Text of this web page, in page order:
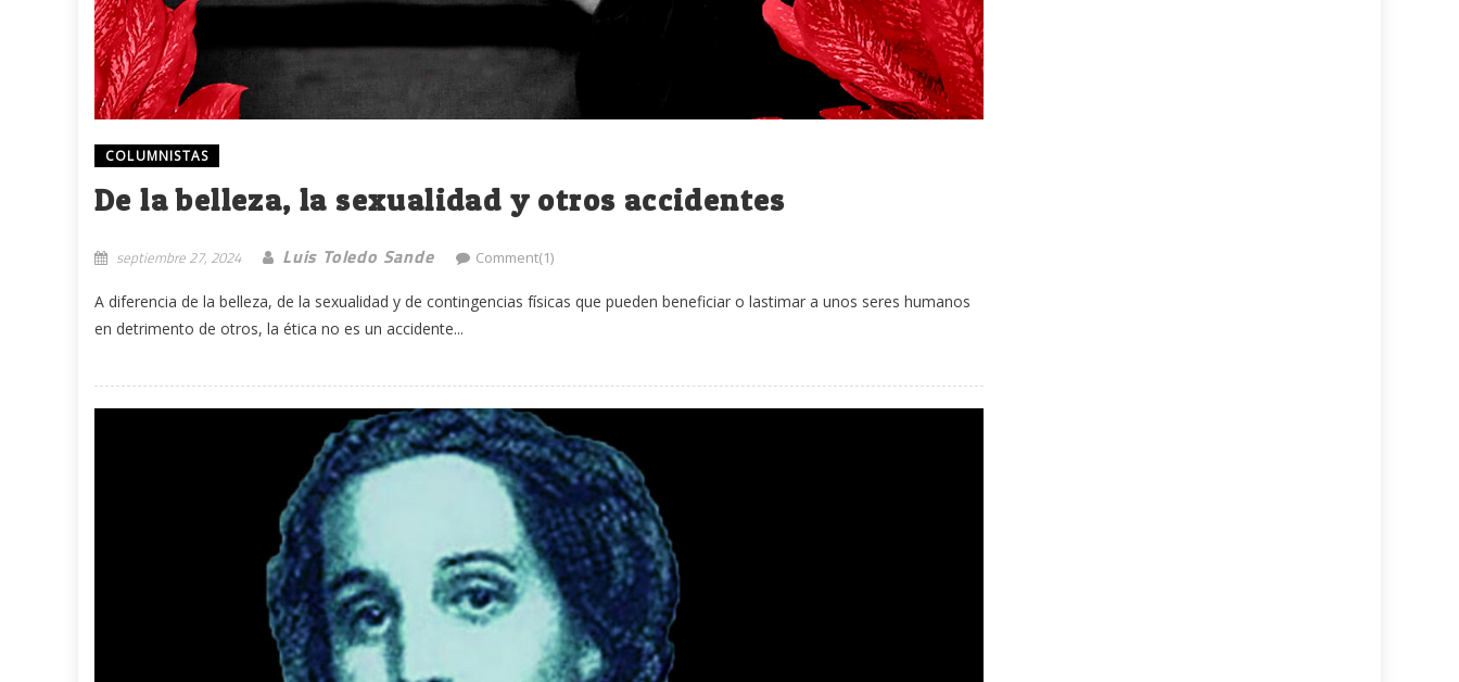
COLUMNISTAS
De la belleza, la sexualidad y otros accidentes
septiembre 27, 2024 Luis Toledo Sande Comment(1)
A diferencia de la belleza, de la sexualidad y de contingencias físicas que pueden beneficiar o lastimar a unos seres humanos
en detrimento de otros, la ética no es un accidente...